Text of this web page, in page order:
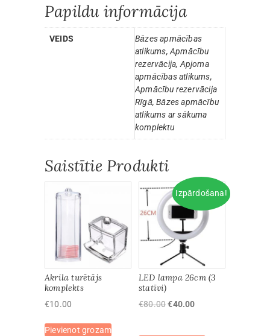
Papildu informācija
VEIDS
Bāzes apmācības
atlikums, Apmācību
rezervācija, Apjoma
apmācības atlikums,
Apmācību rezervācija
Rīgā, Bāzes apmācību
atlikums ar sākuma
komplektu
Saistītie Produkti
Akrila turētājs
komplekts
€10.00
Pievienot grozam
Izpārdošana!
LED lampa 26cm (3
statīvi)
€80.00Original
€40.00Current